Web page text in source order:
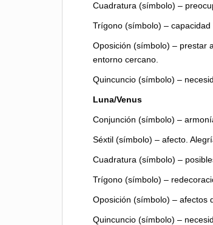
Cuadratura (símbolo) –
Trígono (símbolo) –
Oposición (símbolo) – prestar
entorno cercano.
Quincuncio (símbolo) –
Luna/Venus
Conjunción (símbolo) –
Séxtil (símbolo) – afecto.
Cuadratura (símbolo) –
Trígono (símbolo) –
Oposición (símbolo) – afectos
Quincuncio (símbolo) –